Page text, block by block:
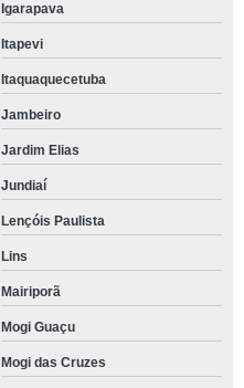
Igarapava
Itapevi
Itaquaquecetuba
Jambeiro
Jardim Elias
Jundiaí
Lençóis Paulista
Lins
Mairiporã
Mogi Guaçu
Mogi das Cruzes